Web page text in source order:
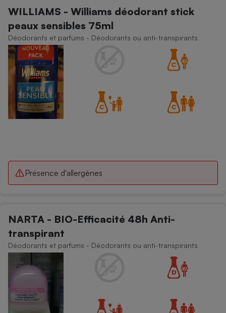
WILLIAMS - Williams déodorant stick
peaux sensibles 75ml
Déodorants et parfums - Déodorants ou anti-transpirants
Présence d'allergènes
NARTA - BIO-Efficacité 48h Anti-
transpirant
Déodorants et parfums - Déodorants ou anti-transpirants